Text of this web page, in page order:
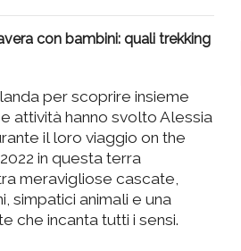
con bambini: quali trekking
per scoprire insieme
attività hanno svolto Alessia
il loro viaggio on the
in questa terra
meravigliose cascate,
simpatici animali e una
che incanta tutti i sensi.